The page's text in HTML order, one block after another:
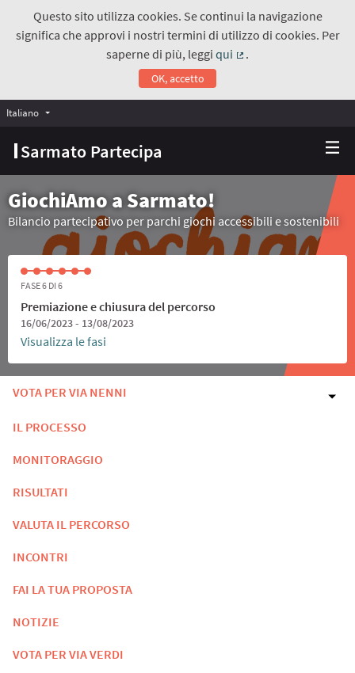
Questo sito utilizza cookies. Se continui la navigazione
significa che approvi i nostri termini di utilizzo di cookies. Per
saperne di più, leggiqui
.
OK, accetto
Sarmato Partecipa
Italiano Choose language
GiochiAmo a Sarmato!
Bilancio partecipativo per parchi giochi accessibili e sostenibili
FASE 6 DI 6
Premiazione e chiusura del percorso
16/06/2023 - 13/08/2023
Visualizza le fasi
VOTA PER VIA NENNI
IL PROCESSO
MONITORAGGIO
RISULTATI
VALUTA IL PERCORSO
INCONTRI
FAI LA TUA PROPOSTA
NOTIZIE
VOTA PER VIA VERDI